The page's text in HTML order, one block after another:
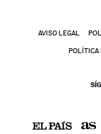
AVISO LEGAL
POLÍTICA